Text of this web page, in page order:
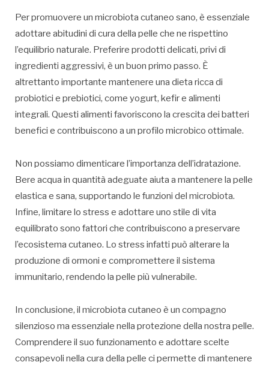
Per promuovere un microbiota cutaneo sano, è essenziale
adottare abitudini di cura della pelle che ne rispettino
l’equilibrio naturale. Preferire prodotti delicati, privi di
ingredienti aggressivi, è un buon primo passo. È
altrettanto importante mantenere una dieta ricca di
probiotici e prebiotici, come yogurt, kefir e alimenti
integrali. Questi alimenti favoriscono la crescita dei batteri
benefici e contribuiscono a un profilo microbico ottimale.
Non possiamo dimenticare l’importanza dell’idratazione.
Bere acqua in quantità adeguate aiuta a mantenere la pelle
elastica e sana, supportando le funzioni del microbiota.
Infine, limitare lo stress e adottare uno stile di vita
equilibrato sono fattori che contribuiscono a preservare
l’ecosistema cutaneo. Lo stress infatti può alterare la
produzione di ormoni e compromettere il sistema
immunitario, rendendo la pelle più vulnerabile.
In conclusione, il microbiota cutaneo è un compagno
silenzioso ma essenziale nella protezione della nostra pelle.
Comprendere il suo funzionamento e adottare scelte
consapevoli nella cura della pelle ci permette di mantenere